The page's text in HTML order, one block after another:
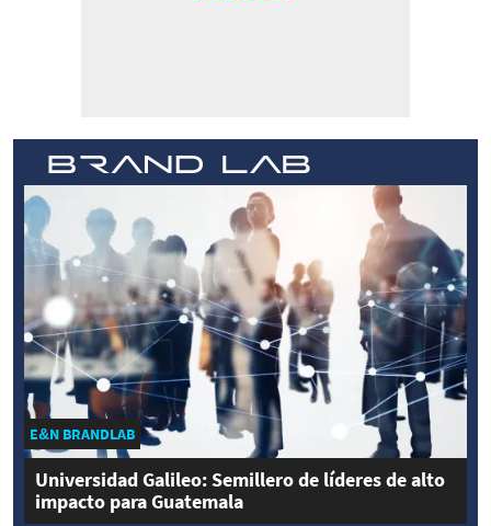
E&N BRANDLAB
Universidad Galileo: Semillero de líderes de alto
impacto para Guatemala